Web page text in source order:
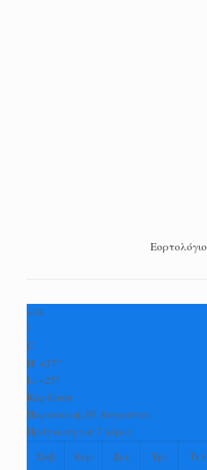
Εορτολόγιο
+34
°
C
H: +37°
L: +25°
Καρδίτσα
Παρασκευή, 07 Αύγουστος
Πρόγνωση για 7 μέρες
Σαβ
Κυρ Δευ Τρι Τετ